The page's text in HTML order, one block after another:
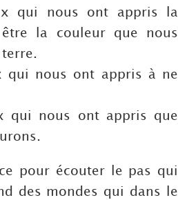
qui nous ont appris la
la couleur que nous
qui nous ont appris à ne
qui nous ont appris que
pour écouter le pas qui
des mondes qui dans le